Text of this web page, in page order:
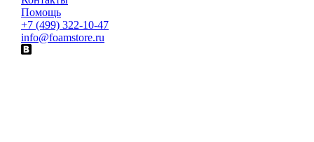
Помощь
+7 (499) 322-10-47
info@foamstore.ru